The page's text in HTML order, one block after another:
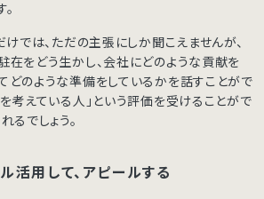
けでは、ただの主張にしか聞こえませんが、
在をどう生かし、会社にどのような貢献を
どのような準備をしているかを話すことがで
を考えている人」という評価を受けることがで
るでしょう。
活用して、アピールする